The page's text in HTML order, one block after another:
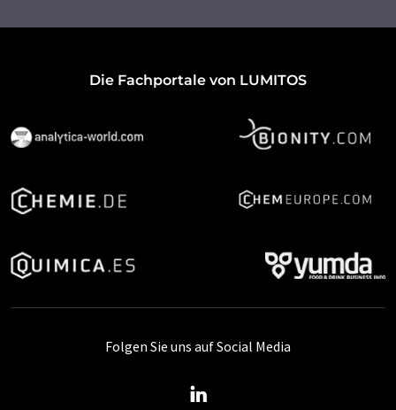
Die Fachportale von LUMITOS
Folgen Sie uns auf Social Media